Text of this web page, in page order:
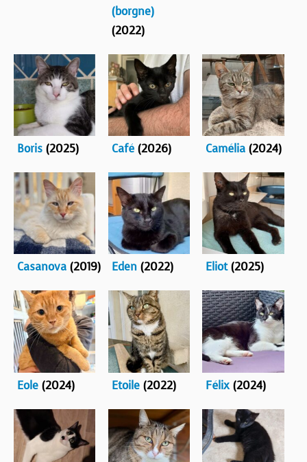
(borgne)
(2022)
Boris (2025) Café (2026) Camélia (2024)
Casanova (2019) Eden (2022) Eliot (2025)
Eole (2024) Etoile (2022) Félix (2024)